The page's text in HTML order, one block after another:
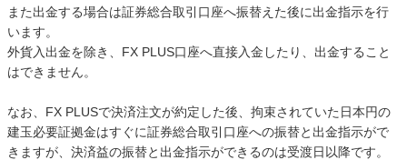
また出金する場合は証券総合取引口座へ振替えた後に出金指示を行
います。
外貨入出金を除き、FX PLUS口座へ直接入金したり、出金すること
はできません。
なお、FX PLUSで決済注文が約定した後、拘束されていた日本円の
建玉必要証拠金はすぐに証券総合取引口座への振替と出金指示がで
きますが、決済益の振替と出金指示ができるのは受渡日以降です。